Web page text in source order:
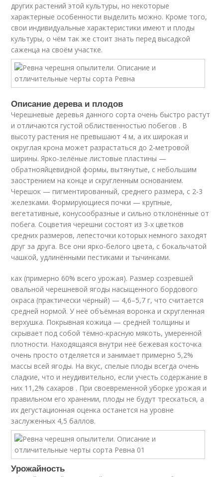
других растений этой культуры, но некоторые
характерные особенности выделить можно. Кроме того,
свои индивидуальные характеристики имеют и плоды
культуры, о чём так же стоит знать перед высадкой
саженца на своём участке.
Описание дерева и плодов
Черешневые деревья данного сорта очень быстро растут
и отличаются густой облиственностью побегов . В
высоту растения не превышают 4 м, а их широкая и
округлая крона может разрастаться до 2-метровой
ширины. Ярко-зелёные листовые пластины —
обратнояйцевидной формы, вытянутые, с небольшим
заострением на конце и скругленным основанием.
Черешок — пигментированный, среднего размера, с 2-3
железками. Формирующиеся почки — крупные,
вегетативные, конусообразные и сильно отклонённые от
побега. Соцветия черешни состоят из 3-х цветков
средних размеров, лепесточки которых немного заходят
друг за друга. Все они ярко-белого цвета, с бокальчатой
чашкой, удлинёнными пестиками и тычинками.
ках (примерно 60% всего урожая). Размер созревшей
овальной черешневой ягоды насыщенного бордового
окраса (практически чёрный) — 4,6–5,7 г, что считается
средней нормой. У неё объёмная воронка и скругленная
верхушка. Покрывная кожица — средней толщины и
скрывает под собой тёмно-красную мякоть, умеренной
плотности. Находящаяся внутри неё бежевая косточка
очень просто отделяется и занимает примерно 5,2%
массы всей ягоды. На вкус, спелые плоды всегда очень
сладкие, что и неудивительно, если учесть содержание в
них 11,2% сахаров . При своевременной уборке урожая и
правильном его хранении, плоды не будут трескаться, а
их дегустационная оценка останется на уровне
заслуженных 4,5 баллов.
Урожайность